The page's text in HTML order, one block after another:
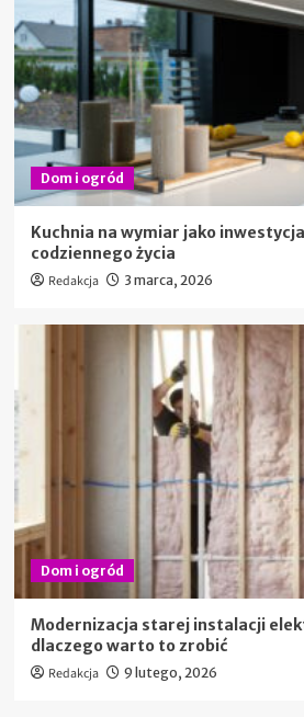
Dom i ogród
Kuchnia na wymiar jako
codziennego życia
Redakcja 3 marca, 2026
Dom i ogród
Modernizacja starej instalacji
dlaczego warto to zrobić
Redakcja 9 lutego, 2026